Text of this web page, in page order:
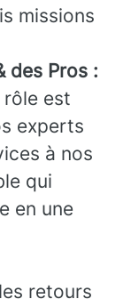
missions
des Pros :
rôle est
experts
à nos
qui
en une
retours